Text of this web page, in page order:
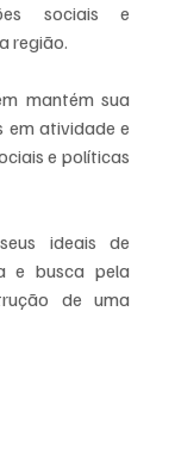
sociais e
região.
mantém sua
em atividade e
e políticas
ideais de
e busca pela
de uma